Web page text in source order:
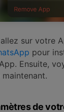
sur votre
pour
Ensuite,
de